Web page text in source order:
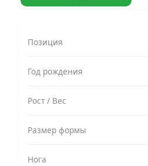
Позиция
Год рождения
Рост / Вес
Размер формы
Нога